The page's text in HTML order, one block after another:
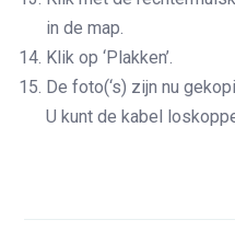
in de map.
Klik op ‘Plakken’.
De foto(‘s) zijn nu
U kunt de kabel